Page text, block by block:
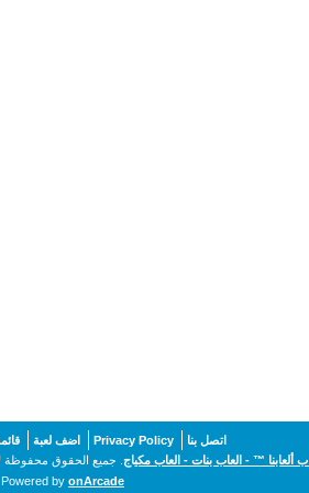
اضف لعبة Privacy Policy
اتصل بنا
ألعابنا ™ - العاب بنات - العاب مكياج . جميع الحقوق محفوظة
Powered by onArcade